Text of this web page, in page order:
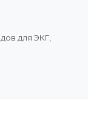
для ЭКГ,